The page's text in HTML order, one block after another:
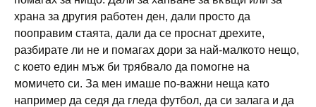
храна за другия работен ден, дали просто да
поoправим стаята, дали да се проснат дрехите,
разбирате ли не и помагах дори за най-малкото нещо,
с което един мъж би трябвало да помогне на
момичето си. За мен имаше по-важни неща като
например да седя да гледа футбол, да си залага и да